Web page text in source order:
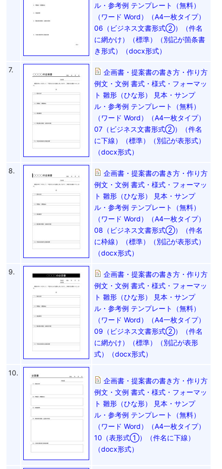
ル・参考例 テンプレート（無料）
（ワード Word）（A4一枚タイプ）
06（ビジネス文書形式②）（件名
に網かけ）（標準）（別記が箇条書
き形式）（docx形式）
7.
企画書・提案書の書き方・作り方
例文・文例 書式・様式・フォーマッ
ト 雛形（ひな形） 見本・サンプ
ル・参考例 テンプレート（無料）
（ワード Word）（A4一枚タイプ）
07（ビジネス文書形式②）（件名
に下線）（標準）（別記が表形式）
（docx形式）
8.
企画書・提案書の書き方・作り方
例文・文例 書式・様式・フォーマッ
ト 雛形（ひな形） 見本・サンプ
ル・参考例 テンプレート（無料）
（ワード Word）（A4一枚タイプ）
08（ビジネス文書形式②）（件名
に枠線）（標準）（別記が表形式）
（docx形式）
9.
企画書・提案書の書き方・作り方
例文・文例 書式・様式・フォーマッ
ト 雛形（ひな形） 見本・サンプ
ル・参考例 テンプレート（無料）
（ワード Word）（A4一枚タイプ）
09（ビジネス文書形式②）（件名
に網かけ）（標準）（別記が表形
式）（docx形式）
10.
企画書・提案書の書き方・作り方
例文・文例 書式・様式・フォーマッ
ト 雛形（ひな形） 見本・サンプ
ル・参考例 テンプレート（無料）
（ワード Word）（A4一枚タイプ）
10（表形式①）（件名に下線）
（docx形式）